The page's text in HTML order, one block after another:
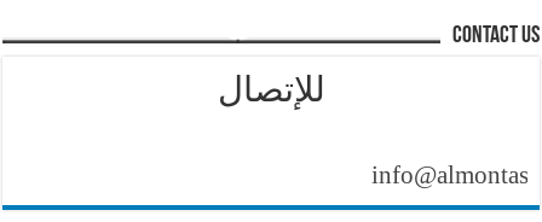
contact us
للإتصال
info@almontasher.com